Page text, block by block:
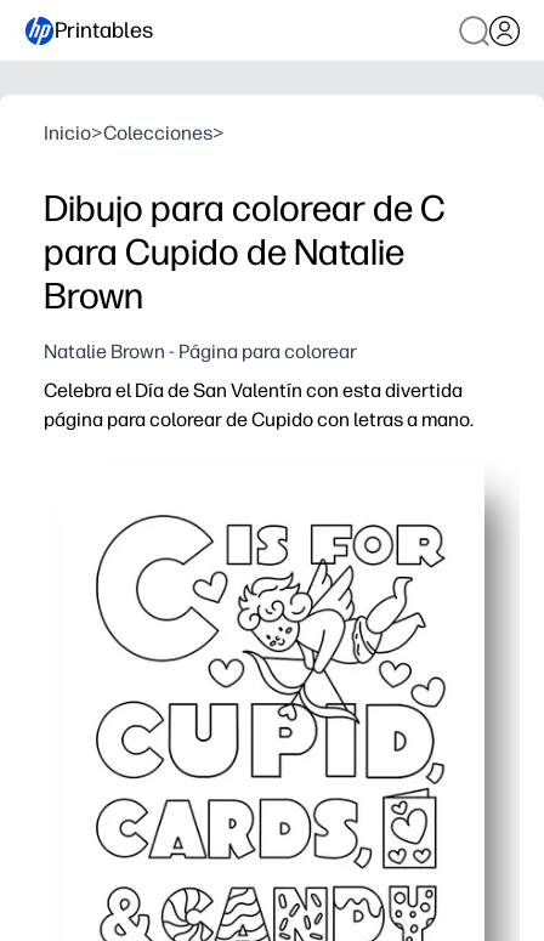
Printables
Inicio>Colecciones>
Dibujo para colorear de C
para Cupido de Natalie
Brown
Natalie Brown - Página para colorear
Celebra el Día de San Valentín con esta divertida
página para colorear de Cupido con letras a mano.
Mantiene a los niños ocupados mientras practican el
Refuerza el reconocimiento de letras con la letra C es
Flexible para fiestas, centros o momentos de